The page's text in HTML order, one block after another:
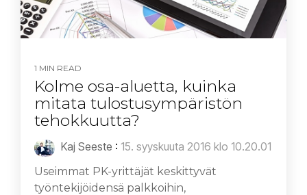
1 MIN READ
Kolme osa-aluetta, kuinka
mitata tulostusympäristön
tehokkuutta?
Kaj Seeste : 15. syyskuuta 2016 klo 10.20.01
Useimmat PK-yrittäjät keskittyvät
työntekijöidensä palkkoihin,